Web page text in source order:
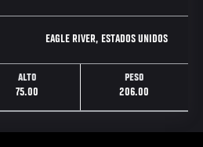
EAGLE RIVER, ESTADOS UNIDOS
ALTO
75.00
PESO
206.00